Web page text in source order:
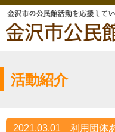
活動紹介
2021.03.01 利用団体